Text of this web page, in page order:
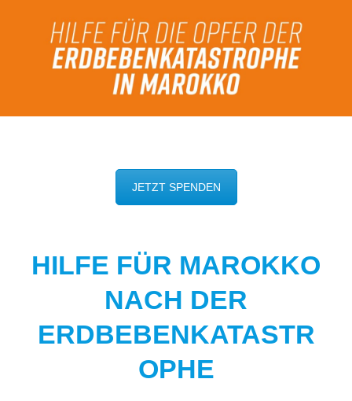
JETZT SPENDEN
HILFE FÜR MAROKKO
NACH DER
ERDBEBENKATASTR
OPHE